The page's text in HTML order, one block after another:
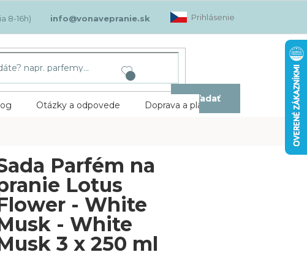
info@vonavepranie.sk Prihlásenie
Hľadať
Otázky a odpovede Doprava a platba
Parfém na
Lotus
- White
- White
3 x 250 ml